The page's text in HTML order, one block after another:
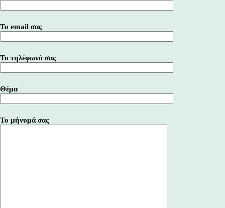
Το email σας
Το τηλέφωνό σας
Θέμα
Το μήνυμά σας